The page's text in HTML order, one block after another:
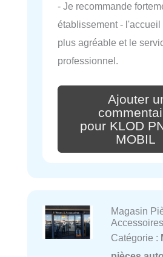
- Je recommande
établissement - l'accueil
plus agréable et le
professionnel.
Ajouter
pour KLOD
MOBIL
Magasin
Catégorie :